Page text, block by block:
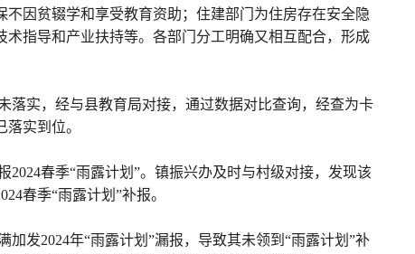
因贫辍学和享受教育资助；住建部门为住房存在安全隐
指导和产业扶持等。各部门分工明确又相互配合，形成
落实，经与县教育局对接，通过数据对比查询，经查为卡
实到位。
春季“雨露计划”。镇振兴办及时与村级对接，发现该
春季“雨露计划”补报。
发2024年“雨露计划”漏报，导致其未领到“雨露计划”补